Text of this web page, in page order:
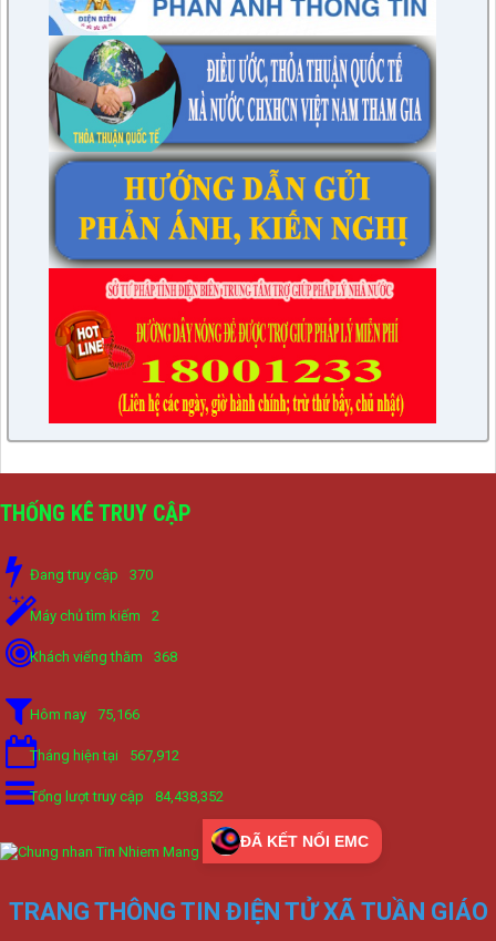
THỐNG KÊ TRUY CẬP
Đang truy cập 370
Máy chủ tìm kiếm 2
Khách viếng thăm 368
Hôm nay 75,166
Tháng hiện tại 567,912
Tổng lượt truy cập 84,438,352
ĐÃ KẾT NỐI EMC
TRANG THÔNG TIN ĐIỆN TỬ XÃ TUẦN GIÁO